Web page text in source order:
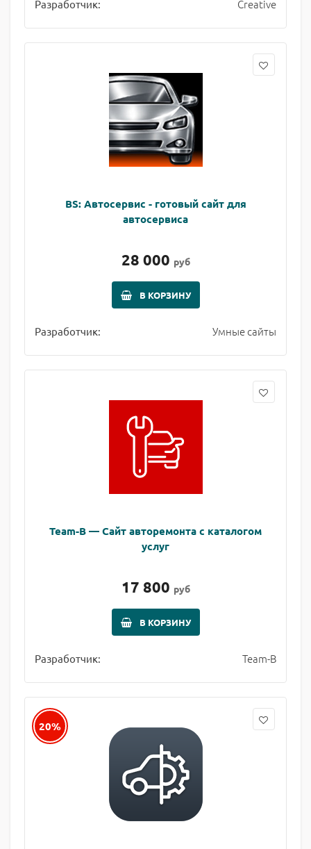
Разработчик: Creative
BS: Автосервис - готовый сайт для
автосервиса
28 000 руб
В КОРЗИНУ
Разработчик: Умные сайты
Team-B — Сайт авторемонта с каталогом
услуг
17 800 руб
В КОРЗИНУ
Разработчик: Team-B
20%